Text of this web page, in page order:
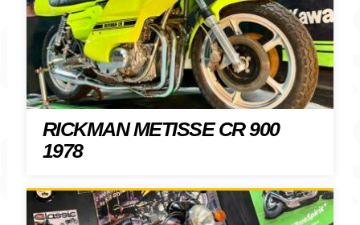
RICKMAN METISSE CR 900
1978